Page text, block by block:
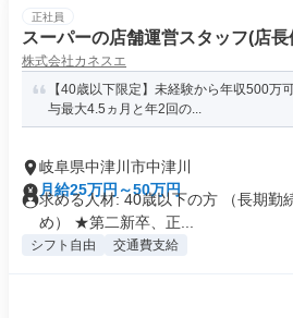
正社員
スーパーの店舗運営スタッフ(店長
株式会社カネスエ
【40歳以下限定】未経験から年収500万
与最大4.5ヵ月と年2回の...
岐阜県中津川市中津川
月給25万円～50万円
求める人材: 40歳以下の方 （長期勤
め） ★第二新卒、正...
シフト自由 交通費支給